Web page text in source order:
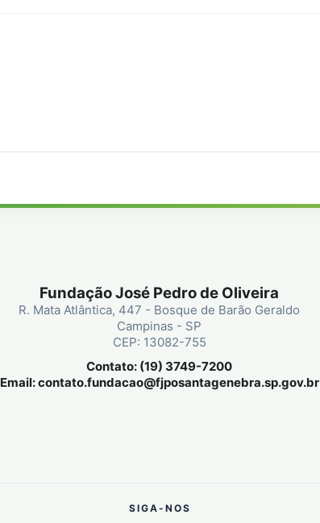
Fundação José Pedro de Oliveira
R. Mata Atlântica, 447 - Bosque de Barão Geraldo
Campinas - SP
CEP: 13082-755
Contato: (19) 3749-7200
Email:contato.fundacao@fjposantagenebra.sp.gov.br
SIGA-NOS